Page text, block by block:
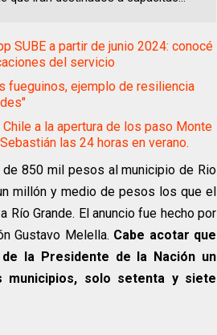
SUBE a partir de junio 2024: conocé
del servicio
fueguinos, ejemplo de resiliencia
Chile a la apertura de los paso Monte
las 24 horas en verano.
850 mil pesos al municipio de Rio
millón y medio de pesos los que el
Grande. El anuncio fue hecho por
Gustavo Melella. Cabe acotar que
la Presidente de la Nación un
municipios, solo setenta y siete